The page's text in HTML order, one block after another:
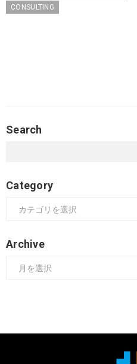
CONSULTING
Search
Category
Archive